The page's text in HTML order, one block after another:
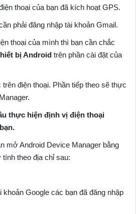
thoại của bạn đã kích hoạt GPS.
phải đăng nhập tài khoản Gmail.
thoại của mình thì bạn cần chắc
bị Androidtrên phần cài đặt của
điện thoại. Phần tiếp theo sẽ thực
thực hiện định vị điện thoại
mở Android Device Manager bằng
theo địa chỉ sau:
khoản Google các bạn đã đăng nhập